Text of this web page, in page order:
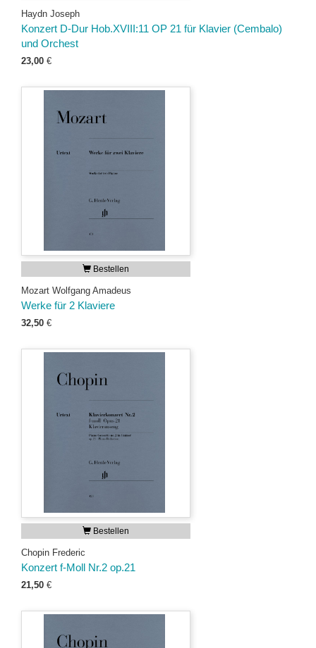
Haydn Joseph
Konzert D-Dur Hob.XVIII:11 OP 21 für Klavier (Cembalo)
und Orchest
23,00 €
Bestellen
Mozart Wolfgang Amadeus
Werke für 2 Klaviere
32,50 €
Bestellen
Chopin Frederic
Konzert f-Moll Nr.2 op.21
21,50 €